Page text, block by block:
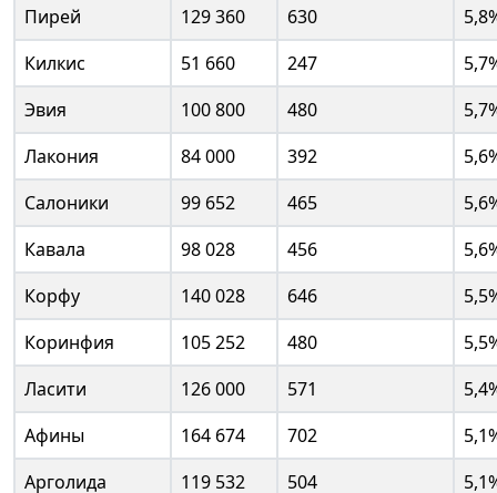
Пирей
129 360 630
Килкис
51 660 247
Эвия
100 800 480
Лакония
84 000 392
Салоники
99 652 465
Кавала
98 028 456
Корфу
140 028 646
Коринфия
105 252 480
Ласити
126 000 571
Афины
164 674 702
Арголида
119 532 504